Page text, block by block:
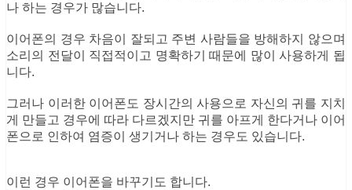
나 하는 경우가 많습니다.
이어폰의 경우 차음이 잘되고 주변 사람들을 방해하지 않으며
소리의 전달이 직접적이고 명확하기 때문에 많이 사용하게 됩
니다.
그러나 이러한 이어폰도 장시간의 사용으로 자신의 귀를 지치
게 만들고 경우에 따라 다르겠지만 귀를 아프게 한다거나 이어
폰으로 인하여 염증이 생기거나 하는 경우도 있습니다.
이런 경우 이어폰을 바꾸기도 합니다.